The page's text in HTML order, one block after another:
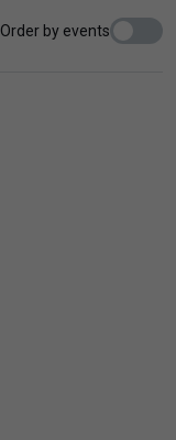
Order by events